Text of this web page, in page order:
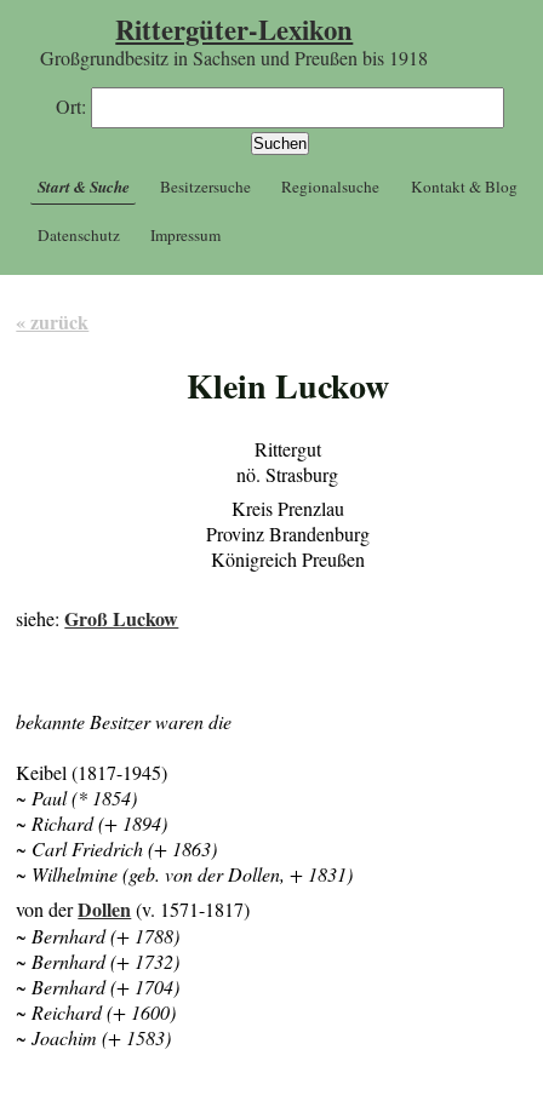
Rittergüter-Lexikon
Großgrundbesitz in Sachsen und Preußen bis 1918
Ort:
Start & Suche Besitzersuche Regionalsuche Kontakt & Blog
Datenschutz Impressum
« zurück
Klein Luckow
Rittergut
nö. Strasburg
Kreis Prenzlau
Provinz Brandenburg
Königreich Preußen
siehe:Groß Luckow
bekannte Besitzer waren die
Keibel (1817-1945)
~ Paul (* 1854)
~ Richard (+ 1894)
~ Carl Friedrich (+ 1863)
~ Wilhelmine (geb. von der Dollen, + 1831)
von derDollen(v. 1571-1817)
~ Bernhard (+ 1788)
~ Bernhard (+ 1732)
~ Bernhard (+ 1704)
~ Reichard (+ 1600)
~ Joachim (+ 1583)